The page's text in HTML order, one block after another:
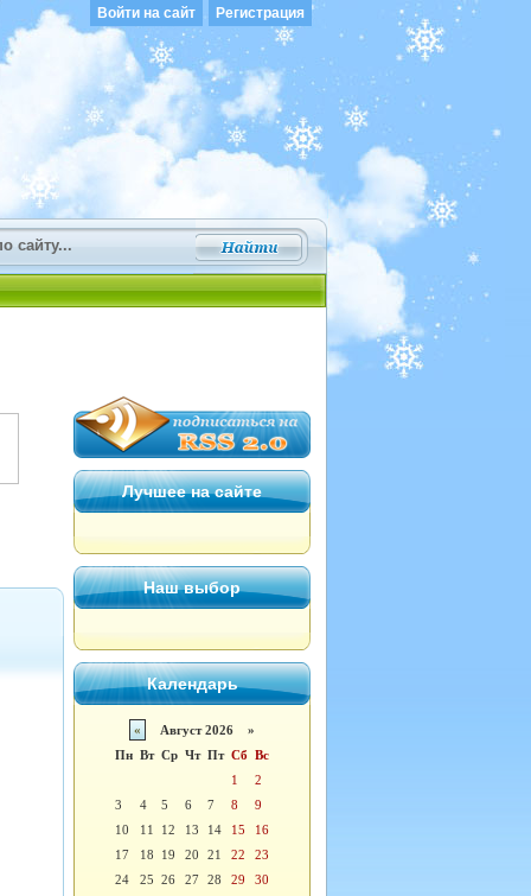
Войти на сайт Регистрация
Лучшее на сайте
Наш выбор
Календарь
«
Август 2026 »
Пн Вт Ср Чт Пт Сб Вс
1
2
3
4 5 6 7 8
9
10
11 12 13 14 15
16
17
18 19 20 21 22
23
24
25 26 27 28 29
30